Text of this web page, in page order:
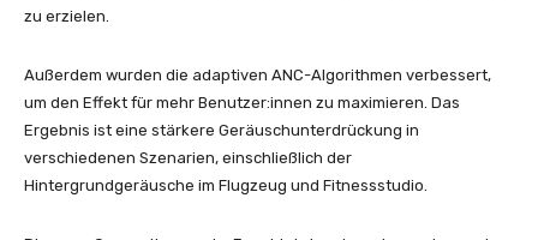
zu erzielen.
Außerdem wurden die adaptiven ANC-Algorithmen verbessert,
um den Effekt für mehr Benutzer:innen zu maximieren. Das
Ergebnis ist eine stärkere Geräuschunterdrückung in
verschiedenen Szenarien, einschließlich der
Hintergrundgeräusche im Flugzeug und Fitnessstudio.